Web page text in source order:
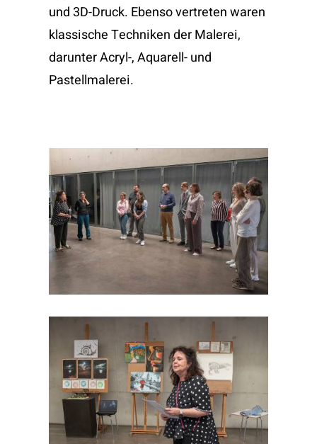
und 3D-Druck. Ebenso vertreten waren
klassische Techniken der Malerei,
darunter Acryl-, Aquarell- und
Pastellmalerei.